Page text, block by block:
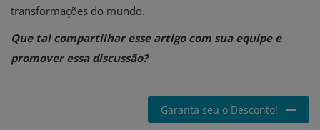
transformações do mundo.
Que tal compartilhar esse artigo com sua equipe e
promover essa discussão?
Garanta seu o Desconto!